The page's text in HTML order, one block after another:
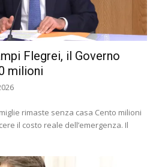
Flegrei, il Governo
milioni
rimaste senza casa Cento milioni
il costo reale dell’emergenza. Il